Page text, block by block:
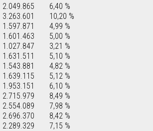
2.049.865
6,40 %
3.263.601
10,20 %
1.597.871
4,99 %
1.601.463
5,00 %
1.027.847
3,21 %
1.631.511
5,10 %
1.543.881
4,82 %
1.639.115
5,12 %
1.953.151
6,10 %
2.715.979
8,49 %
2.554.089
7,98 %
2.696.370
8,42 %
2.289.329 7,15 %